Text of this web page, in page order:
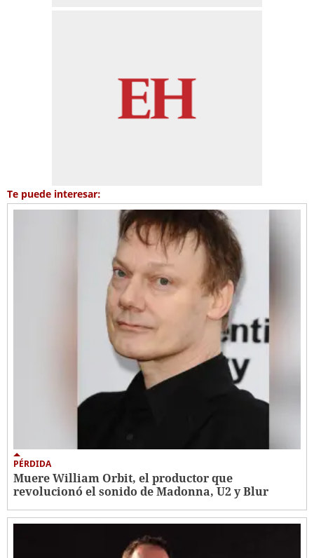
Te puede interesar:
PÉRDIDA
Muere William Orbit, el productor que
revolucionó el sonido de Madonna, U2 y Blur